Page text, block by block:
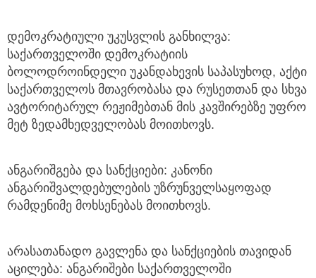
დემოკრატიული უკუსვლის განხილვა:
საქართველოში დემოკრატიის
ბოლოდროინდელი უკანდახევის საპასუხოდ, აქტი
საქართველოს მთავრობასა და რუსეთთან და სხვა
ავტორიტარულ რეჟიმებთან მის კავშირებზე უფრო
მეტ ზედამხედველობას მოითხოვს.
ანგარიშგება და სანქციები: კანონი
ანგარიშვალდებულების უზრუნველსაყოფად
რამდენიმე მოხსენებას მოითხოვს.
არასათანადო გავლენა და სანქციების თავიდან
აცილება: ანგარიშები საქართველოში